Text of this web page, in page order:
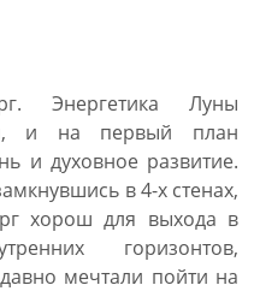
Энергетика Луны
и на первый план
и духовное развитие.
в 4-х стенах,
хорош для выхода в
горизонтов,
мечтали пойти на